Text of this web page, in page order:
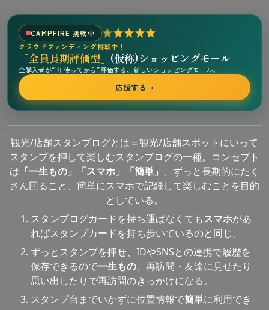
CAMPFIRE 挑戦中
クラウドファンディング挑戦中！
「全員長期評価型」 (仮称)ショッピングモール
全購入者が“1年使ってから”評価する、新しいショッピングモール。
応援する→
観光/店舗スタンプログとは＝観光/店舗スポットにいって
スタンプを押して楽しむスタンプログの一種。コンセプト
は 「一生もの」「スマホ」「簡単」 。ずっと長期的にたく
さん回ること、簡単にスマホで記録して楽しむことを目的
としている。
スタンプログカードを持ち運ばなくてもスマホがあ
ればスタンプカードを持ち歩いているのと同じ。
ずっとスタンプを押せ、IDやSNSとの連携で履歴を
保存できるので一生もの、再訪問・友達に見せたり
思い出したりで再訪問のきっかけになる。
スタンプ台までいかずに位置情報で簡単に利用でき